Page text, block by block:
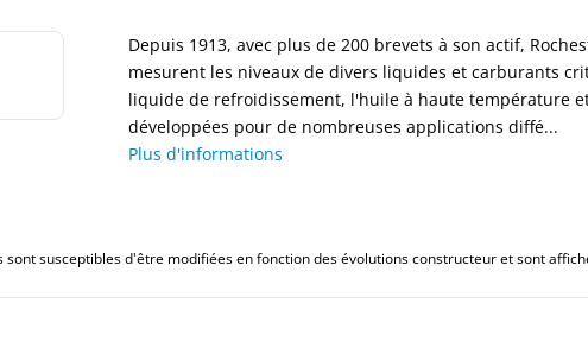
Depuis 1913, avec plus de 200 brevets à son actif,
mesurent les niveaux de divers liquides et carburants
liquide de refroidissement, l'huile à haute température
développées pour de nombreuses applications diffé...
Plus d'informations
susceptibles d'être modifiées en fonction des évolutions constructeur et sont